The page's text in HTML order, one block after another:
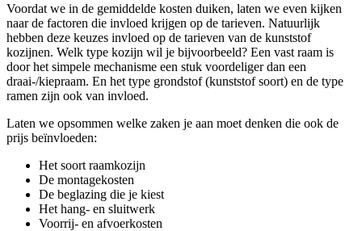
Voordat we in de gemiddelde kosten duiken, laten we even kijken
naar de factoren die invloed krijgen op de tarieven. Natuurlijk
hebben deze keuzes invloed op de tarieven van de kunststof
kozijnen. Welk type kozijn wil je bijvoorbeeld? Een vast raam is
door het simpele mechanisme een stuk voordeliger dan een
draai-/kiepraam. En het type grondstof (kunststof soort) en de type
ramen zijn ook van invloed.
Laten we opsommen welke zaken je aan moet denken die ook de
prijs beïnvloeden:
Het soort raamkozijn
De montagekosten
De beglazing die je kiest
Het hang- en sluitwerk
Voorrij- en afvoerkosten